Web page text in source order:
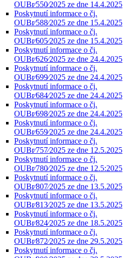
OUBr⁄550⁄2025 ze dne 14.4.2025
Poskytnutí informace o čj.
OUBr⁄588⁄2025 ze dne 15.4.2025
Poskytnutí informace o čj.
OUBr⁄605⁄2025 ze dne 15.4.2025
Poskytnutí informace o čj.
OUBr⁄626⁄2025 ze dne 24.4.2025
Poskytnutí informace o čj.
OUBr⁄699⁄2025 ze dne 24.4.2025
Poskytnutí informace o čj.
OUBr⁄684⁄2025 ze dne 24.4.2025
Poskytnutí informace o čj.
OUBr⁄698⁄2025 ze dne 24.4.2025
Poskytnutí informace o čj.
OUBr⁄659⁄2025 ze dne 24.4.2025
Poskytnutí informace o čj.
OUBr⁄757⁄2025 ze dne 12.5.2025
Poskytnutí informace o čj.
OUBr⁄780⁄2025 ze dne 12.5:2025
Poskytnutí informace o čj.
OUBr⁄807⁄2025 ze dne 13.5.2025
Poskytnutí informace o čj.
OUBr⁄813⁄2025 ze dne 13.5.2025
Poskytnutí informace o čj.
OUBr⁄824⁄2025 ze dne 18.5.2025
Poskytnutí informace o čj.
OUBr⁄872⁄2025 ze dne 29.5.2025
Poskytnutí informace o čj.